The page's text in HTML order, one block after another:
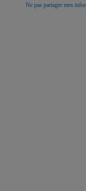
Ne pas partager mes